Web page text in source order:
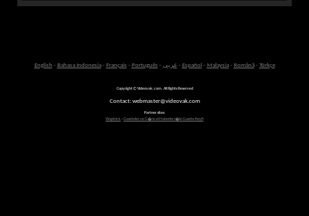
English - Bahasa Indonesia- Français - Português - عربى- Español - Malaysia- Română- Türkçe
Copyright © Videovak.com. All Rights Reserved
Contact: webmaster@videovak.com
Partner sites:
Waptrick-Gazeteler ve G�ncel Haberler i�in Gazete Keyfi